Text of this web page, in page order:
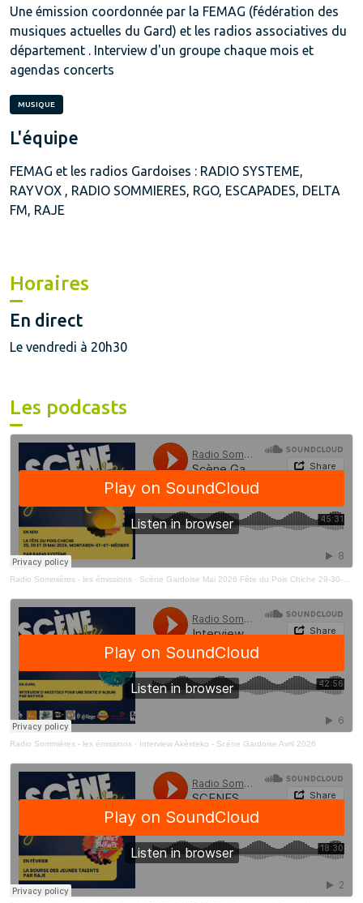
Une émission coordonnée par la FEMAG (fédération des
musiques actuelles du Gard) et les radios associatives du
département . Interview d'un groupe chaque mois et
agendas concerts
MUSIQUE
L'équipe
FEMAG et les radios Gardoises : RADIO SYSTEME,
RAYVOX , RADIO SOMMIERES, RGO, ESCAPADES, DELTA
FM, RAJE
Horaires
En direct
Le vendredi à 20h30
Les podcasts
Radio Sommières - les émissions · Scène Gardoise Mai 2026 Fête du Pois Chiche 29-30-31 Mai x Radio Système
Radio Sommières - les émissions · Interview Akèsteko - Scéne Gardoise Avril 2026